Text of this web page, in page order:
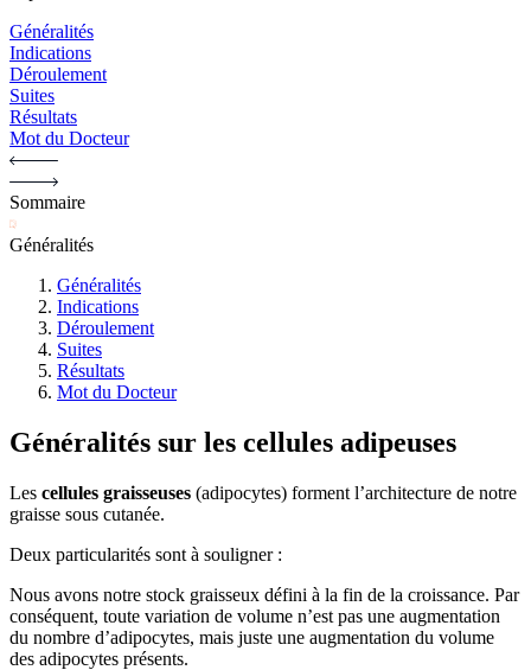
Généralités
Indications
Déroulement
Suites
Résultats
Mot du Docteur
Sommaire
Généralités
Généralités
Indications
Déroulement
Suites
Résultats
Mot du Docteur
Généralités sur les cellules adipeuses
Les cellules graisseuses (adipocytes) forment l’architecture de notre
graisse sous cutanée.
Deux particularités sont à souligner :
Nous avons notre stock graisseux défini à la fin de la croissance. Par
conséquent, toute variation de volume n’est pas une augmentation
du nombre d’adipocytes, mais juste une augmentation du volume
des adipocytes présents.